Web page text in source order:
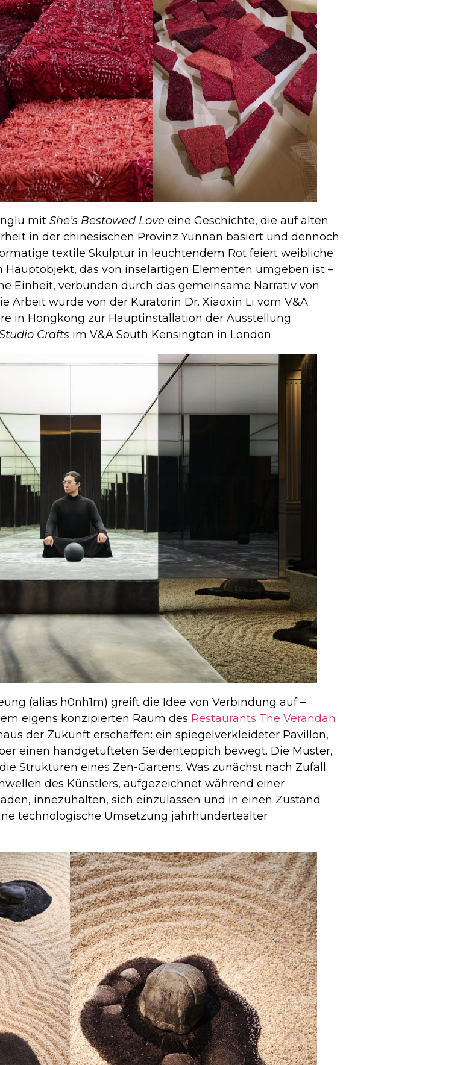
mit She’s Bestowed Love eine Geschichte, die auf alten
in der chinesischen Provinz Yunnan basiert und dennoch
textile Skulptur in leuchtendem Rot feiert weibliche
das von inselartigen Elementen umgeben ist –
Einheit, verbunden durch das gemeinsame Narrativ von
Arbeit wurde von der Kuratorin Dr. Xiaoxin Li vom V&A
in Hongkong zur Hauptinstallation der Ausstellung
Crafts im V&A South Kensington in London.
(alias h0nh1m) greift die Idee von Verbindung auf –
eigens konzipierten Raum des Restaurants The Verandah
der Zukunft erschaffen: ein spiegelverkleideter Pavillon,
einen handgetufteten Seidenteppich bewegt. Die Muster,
Strukturen eines Zen-Gartens. Was zunächst nach Zufall
des Künstlers, aufgezeichnet während einer
innezuhalten, sich einzulassen und in einen Zustand
technologische Umsetzung jahrhundertealter